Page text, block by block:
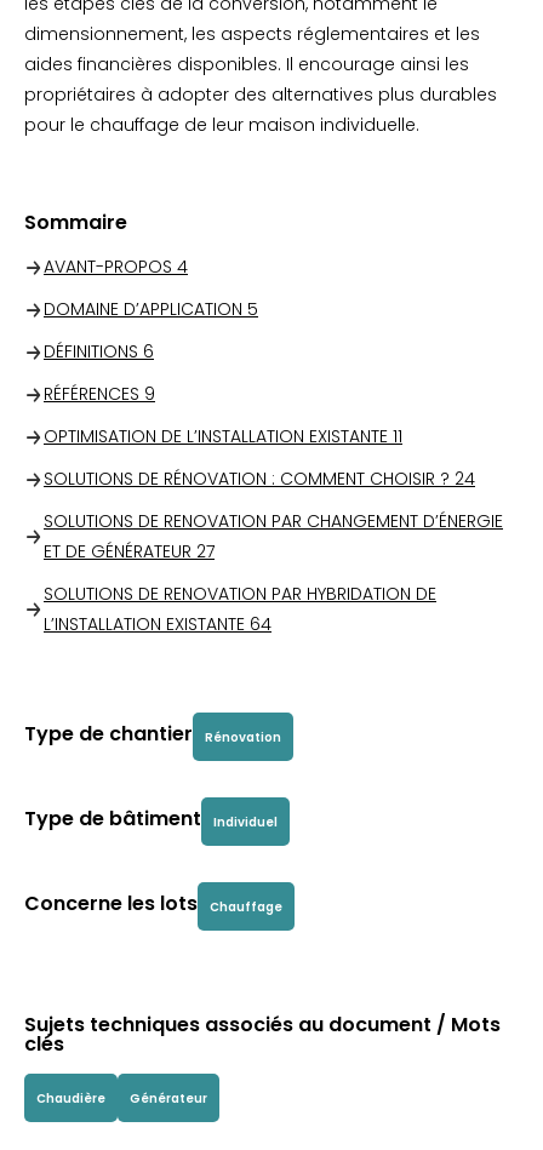
dimensionnement, les aspects réglementaires et les
aides financières disponibles. Il encourage ainsi les
propriétaires à adopter des alternatives plus durables
pour le chauffage de leur maison individuelle.
Sommaire
AVANT-PROPOS 4
DOMAINE D’APPLICATION 5
DÉFINITIONS 6
RÉFÉRENCES 9
OPTIMISATION DE L’INSTALLATION EXISTANTE 11
SOLUTIONS DE RÉNOVATION : COMMENT CHOISIR ? 24
SOLUTIONS DE RENOVATION PAR CHANGEMENT D’ÉNERGIE
ET DE GÉNÉRATEUR 27
SOLUTIONS DE RENOVATION PAR HYBRIDATION DE
L’INSTALLATION EXISTANTE 64
Type de chantier Rénovation
Type de bâtiment Individuel
Concerne les lots Chauffage
Sujets techniques associés au document / Mots
clés
Chaudière Générateur